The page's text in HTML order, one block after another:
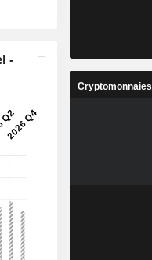
-
Cryptomonnaies